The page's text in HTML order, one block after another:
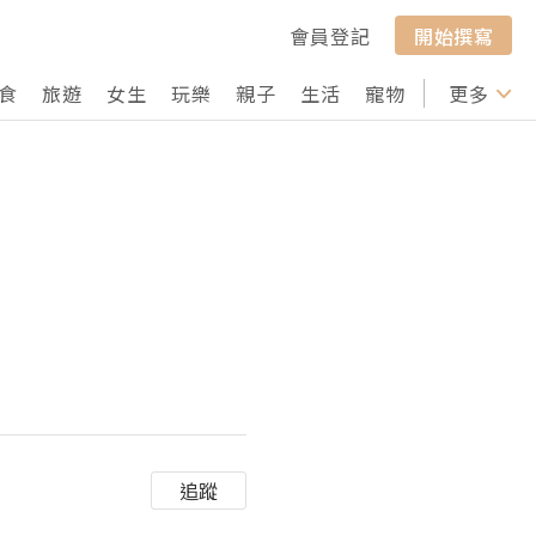
會員登記
開始撰寫
旅遊 女生 玩樂 親子 生活 寵物 行山 打卡
更多
追蹤